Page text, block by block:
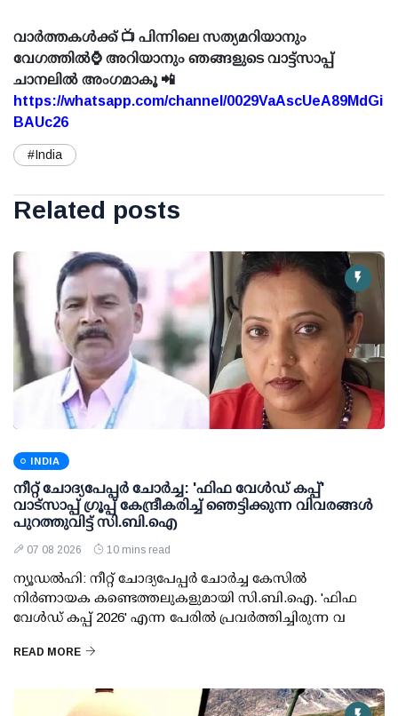
വാർത്തകൾക്ക് 📺 പിന്നിലെ സത്യമറിയാനും
വേഗത്തിൽ⌚ അറിയാനും ഞങ്ങളുടെ വാട്ട്സാപ്പ്
ചാനലിൽ അംഗമാകൂ 📲
https://whatsapp.com/channel/0029VaAscUeA89MdGi
BAUc26
#India
Related posts
INDIA
നീറ്റ് ചോദ്യപേപ്പര്‍ ചോര്‍ച്ച: 'ഫിഫ വേള്‍ഡ് കപ്പ്'
വാട്സാപ്പ് ഗ്രൂപ്പ് കേന്ദ്രീകരിച്ച് ഞെട്ടിക്കുന്ന വിവരങ്ങള്‍
പുറത്തുവിട്ട് സി.ബി.ഐ
07 08 2026 10 mins read
ന്യൂഡല്‍ഹി: നീറ്റ് ചോദ്യപേപ്പര്‍ ചോര്‍ച്ച കേസില്‍
നിര്‍ണായക കണ്ടെത്തലുകളുമായി സി.ബി.ഐ. 'ഫിഫ
വേള്‍ഡ് കപ്പ് 2026' എന്ന പേരില്‍ പ്രവര്‍ത്തിച്ചിരുന്ന വ
READ MORE